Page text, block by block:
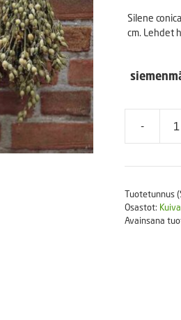
Silene
cm. Lehdet
-
Hietakohokki
Balletje
Tuotetunnus
Osastot:
Avainsana